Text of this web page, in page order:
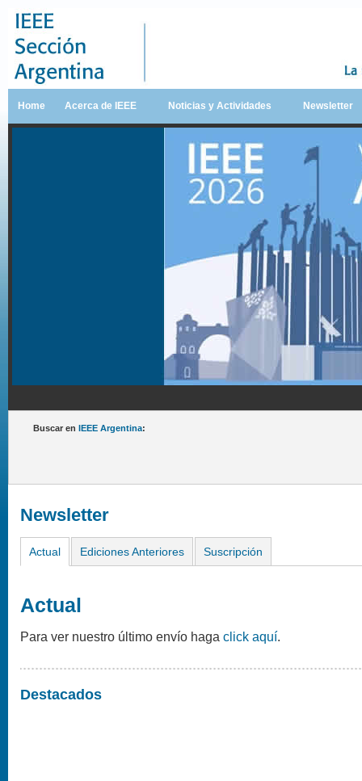
Home Acerca de IEEE Noticias y Actividades Newsletter
Buscar en IEEE Argentina:
Newsletter
Actual Ediciones Anteriores Suscripción
Actual
Para ver nuestro último envío haga click aquí.
Destacados